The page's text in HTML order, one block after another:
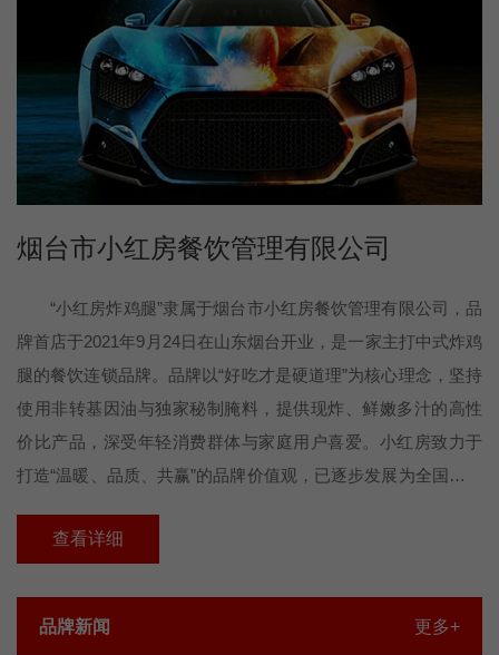
烟台市小红房餐饮管理有限公司
“小红房炸鸡腿”隶属于烟台市小红房餐饮管理有限公司，品
牌首店于2021年9月24日在山东烟台开业，是一家主打中式炸鸡
腿的餐饮连锁品牌。品牌以“好吃才是硬道理”为核心理念，坚持
使用非转基因油与独家秘制腌料，提供现炸、鲜嫩多汁的高性
价比产品，深受年轻消费群体与家庭用户喜爱。小红房致力于
打造“温暖、品质、共赢”的品牌价值观，已逐步发展为全国范围
为中式炸鸡品类的代表性品牌，推动中式快餐文化的现代化传
查看详细
品牌新闻 更多+